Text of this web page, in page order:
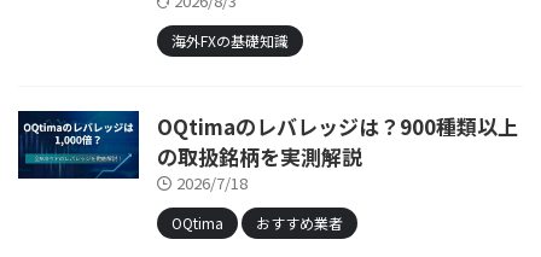
海外FXの基礎知識
OQtimaのレバレッジは？900種類以上
の取扱銘柄を実測解説
2026/7/18
OQtima おすすめ業者